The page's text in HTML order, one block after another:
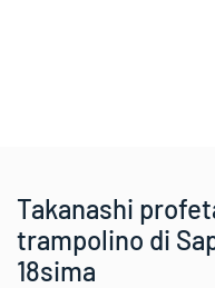
Takanashi
trampolino di
18sima